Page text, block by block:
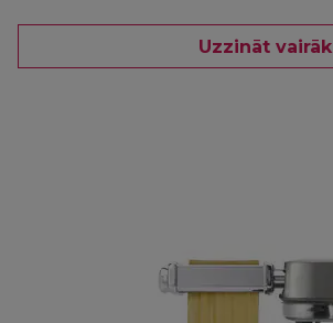
Uzzināt vairāk